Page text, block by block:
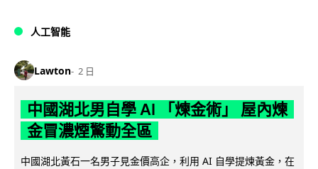
人工智能
Lawton 2 日
中國湖北男自學 AI 「煉金術」 屋內煉
金冒濃煙驚動全區
中國湖北黃石一名男子見金價高企，利用 AI 自學提煉黃金，在